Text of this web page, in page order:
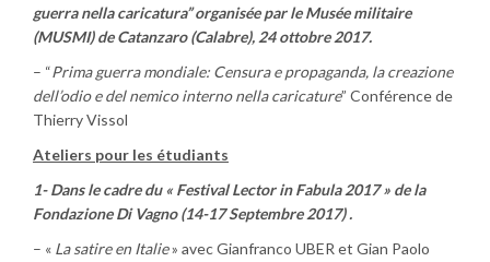
guerra nella caricatura” organisée par le Musée militaire
(MUSMI) de Catanzaro (Calabre), 24 ottobre 2017.
– “Prima guerra mondiale: Censura e propaganda, la creazione
dell’odio e del nemico interno nella caricature” Conférence de
Thierry Vissol
Ateliers pour les étudiants
1- Dans le cadre du « Festival Lector in Fabula 2017 » de la
Fondazione Di Vagno (14-17 Septembre 2017) .
– « La satire en Italie» avec Gianfranco UBER et Gian Paolo